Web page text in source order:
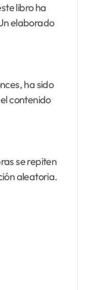
libro ha
elaborado
ha sido
contenido
se repiten
aleatoria.